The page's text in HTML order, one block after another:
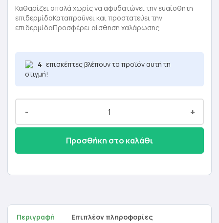
was:
9,00 €.
τιμή
είναι:
Καθαρίζει απαλά χωρίς να αφυδατώνει την ευαίσθητη
επιδερμίδαΚαταπραΰνει και προστατεύει την
επιδερμίδαΠροσφέρει αίσθηση χαλάρωσης
4 επισκέπτες βλέπουν το προϊόν αυτή τη
στιγμή!
- +
Προσθήκη στο καλάθι
Περιγραφή Επιπλέον πληροφορίες